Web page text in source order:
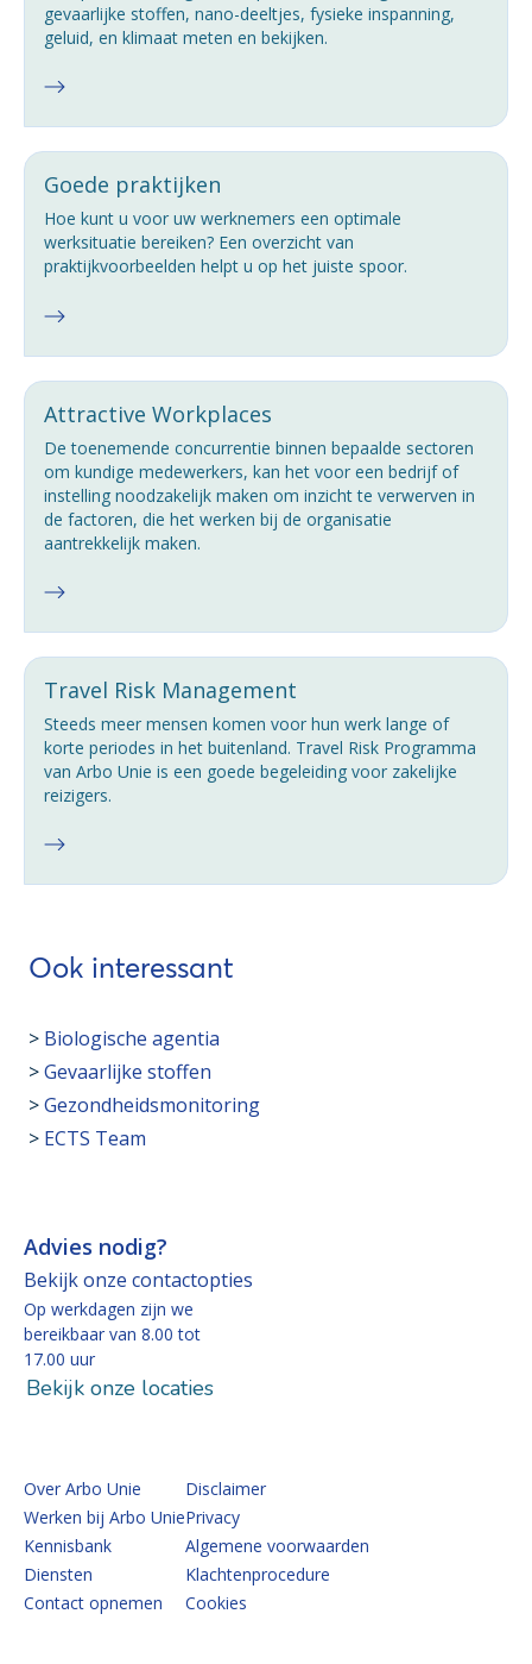
gevaarlijke stoffen, nano-deeltjes, fysieke inspanning,
geluid, en klimaat meten en bekijken.
Goede praktijken
Hoe kunt u voor uw werknemers een optimale
werksituatie bereiken? Een overzicht van
praktijkvoorbeelden helpt u op het juiste spoor.
Attractive Workplaces
De toenemende concurrentie binnen bepaalde sectoren
om kundige medewerkers, kan het voor een bedrijf of
instelling noodzakelijk maken om inzicht te verwerven in
de factoren, die het werken bij de organisatie
aantrekkelijk maken.
Travel Risk Management
Steeds meer mensen komen voor hun werk lange of
korte periodes in het buitenland. Travel Risk Programma
van Arbo Unie is een goede begeleiding voor zakelijke
reizigers.
Ook interessant
> Biologische agentia
>Gevaarlijke stoffen
>Gezondheidsmonitoring
> ECTS Team
Advies nodig?
Bekijk onze contactopties
Op werkdagen zijn we
bereikbaar van 8.00 tot
17.00 uur
Bekijk onze locaties
Over Arbo Unie
Werken bij Arbo Unie
Kennisbank
Diensten
Contact opnemen
Disclaimer
Privacy
Algemene voorwaarden
Klachtenprocedure
Cookies